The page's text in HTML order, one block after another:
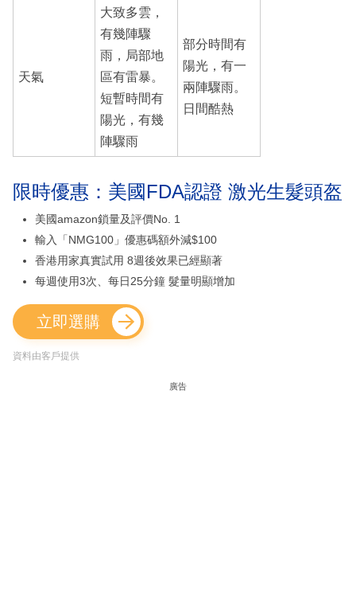
天氣
大致多雲，
有幾陣驟
雨，局部地
區有雷暴。
短暫時間有
陽光，有幾
陣驟雨
部分時間有
陽光，有一
兩陣驟雨。
日間酷熱
限時優惠：美國FDA認證 激光生髮頭盔
美國amazon鎖量及評價No. 1
輸入「NMG100」優惠碼額外減$100
香港用家真實試用 8週後效果已經顯著
每週使用3次、每日25分鐘 髮量明顯增加
立即選購
資料由客戶提供
廣告